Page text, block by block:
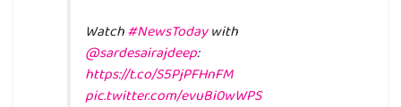
Watch#NewsTodaywith
@sardesairajdeep:
https://t.co/S5PjPFHnFM
pic.twitter.com/evuBi0wWPS